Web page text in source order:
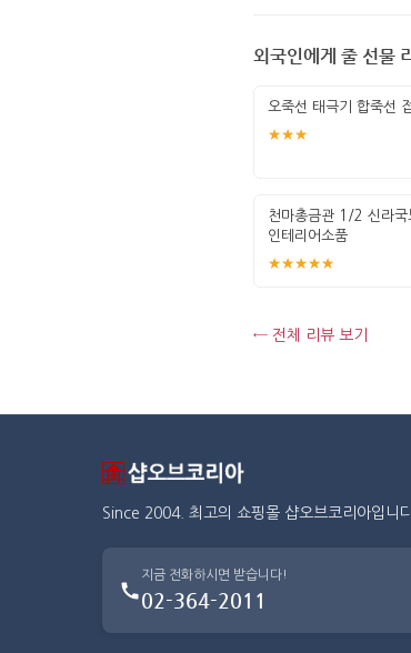
외국인에게 줄 선물
오죽선 태극기 합죽선
★★★
천마총금관 1/2 신라국
인테리어소품
★★★★★
← 전체 리뷰 보기
Since 2004. 최고의 쇼핑몰 샵오브코리아입니
지금 전화하시면 받습니다!
02-364-2011